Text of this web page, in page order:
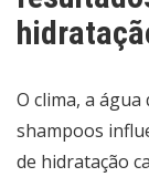
O clima, a
shampoos
de hidratação